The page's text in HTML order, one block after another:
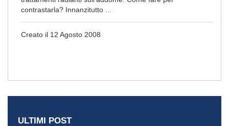
contrastarla? Innanzitutto ...
Creato il 12 Agosto 2008
ULTIMI POST